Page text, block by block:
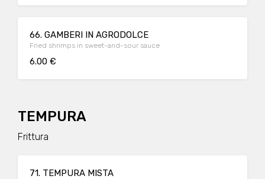
66. GAMBERI IN AGRODOLCE
Fried shrimps in sweet-and-sour sauce
6.00 €
TEMPURA
Frittura
71. TEMPURA MISTA